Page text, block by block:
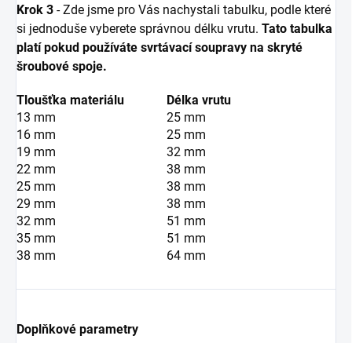
Krok 3 - Zde jsme pro Vás nachystali tabulku, podle které
si jednoduše vyberete správnou délku vrutu. Tato tabulka
platí pokud používáte svrtávací soupravy na skryté
šroubové spoje.
Tloušťka materiálu
Délka vrutu
13 mm
25 mm
16 mm
25 mm
19 mm
32 mm
22 mm
38 mm
25 mm
38 mm
29 mm
38 mm
32 mm
51 mm
35 mm
51 mm
38 mm
64 mm
Doplňkové parametry